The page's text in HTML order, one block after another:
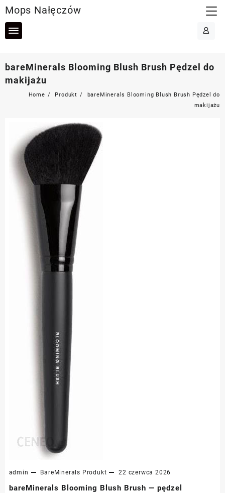
to
content
Mops Nałęczów
bareMinerals Blooming Blush Brush Pędzel do
makijażu
Home Produkt
bareMinerals Blooming Blush Brush Pędzel do
makijażu
admin BareMinerals Produkt 22 czerwca 2026
bareMinerals Blooming Blush Brush — pędzel